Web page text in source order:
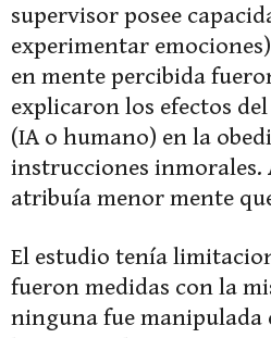
supervisor posee
experimentar
en mente percibida
explicaron los efectos
(IA o humano) en la
instrucciones inmorales.
atribuía menor mente
El estudio tenía
fueron medidas con la
ninguna fue manipulada